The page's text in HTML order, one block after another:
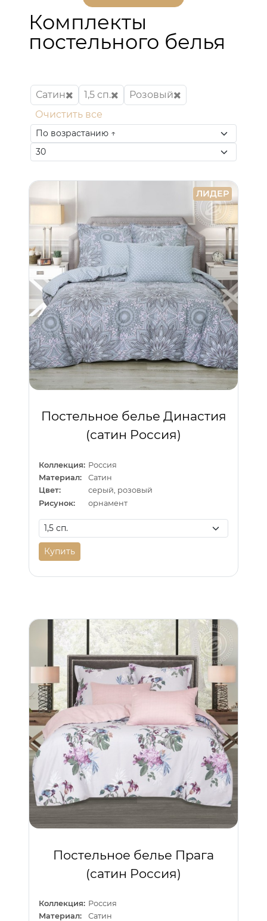
Комплекты
постельного белья
Сатин 1,5 сп.
Розовый
Очистить все
ЛИДЕР
Постельное белье Династия
(сатин Россия)
Коллекция: Россия
Материал:
Сатин
Цвет:
серый, розовый
Рисунок:
орнамент
Купить
Постельное белье Прага
(сатин Россия)
Коллекция: Россия
Материал:
Сатин